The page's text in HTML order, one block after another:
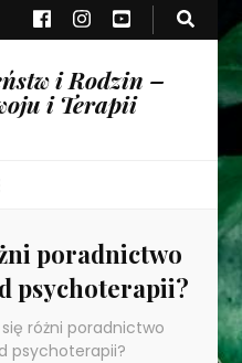
i Rodzin –
i Terapii
poradnictwo
psychoterapii?
różni poradnictwo
psychoterapii?